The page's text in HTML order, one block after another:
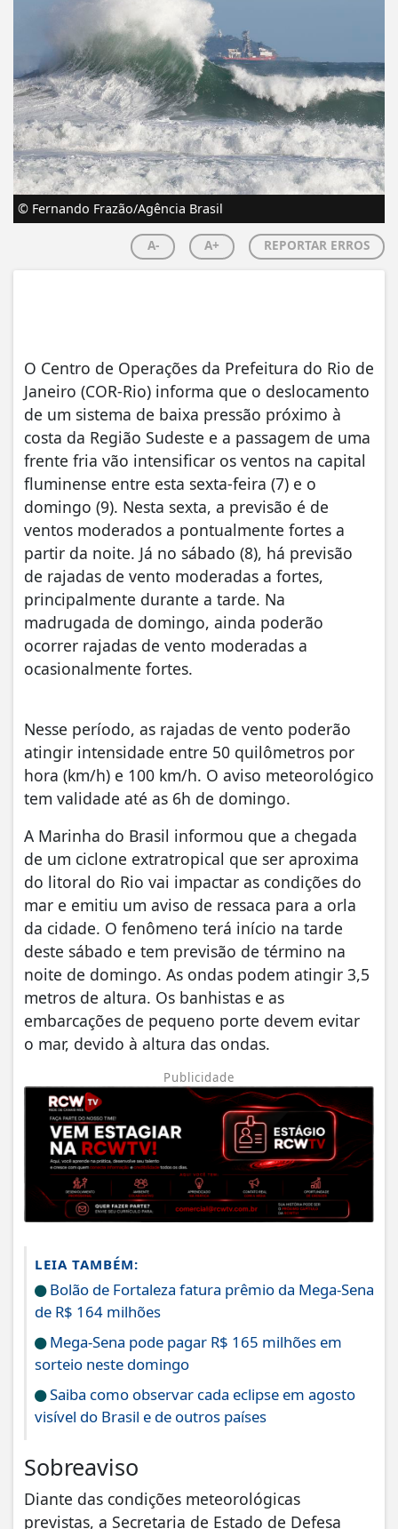
© Fernando Frazão/Agência Brasil
A- A+ REPORTAR ERROS
O Centro de Operações da Prefeitura do Rio de
Janeiro (COR-Rio) informa que o deslocamento
de um sistema de baixa pressão próximo à
costa da Região Sudeste e a passagem de uma
frente fria vão intensificar os ventos na capital
fluminense entre esta sexta-feira (7) e o
domingo (9). Nesta sexta, a previsão é de
ventos moderados a pontualmente fortes a
partir da noite. Já no sábado (8), há previsão
de rajadas de vento moderadas a fortes,
principalmente durante a tarde. Na
madrugada de domingo, ainda poderão
ocorrer rajadas de vento moderadas a
ocasionalmente fortes.
Nesse período, as rajadas de vento poderão
atingir intensidade entre 50 quilômetros por
hora (km/h) e 100 km/h. O aviso meteorológico
tem validade até as 6h de domingo.
A Marinha do Brasil informou que a chegada
de um ciclone extratropical que ser aproxima
do litoral do Rio vai impactar as condições do
mar e emitiu um aviso de ressaca para a orla
da cidade. O fenômeno terá início na tarde
deste sábado e tem previsão de término na
noite de domingo. As ondas podem atingir 3,5
metros de altura. Os banhistas e as
embarcações de pequeno porte devem evitar
o mar, devido à altura das ondas.
Publicidade
LEIA TAMBÉM:
Bolão de Fortaleza fatura prêmio da Mega-Sena
de R$ 164 milhões
Mega-Sena pode pagar R$ 165 milhões em
sorteio neste domingo
Saiba como observar cada eclipse em agosto
visível do Brasil e de outros países
Sobreaviso
Diante das condições meteorológicas
previstas, a Secretaria de Estado de Defesa